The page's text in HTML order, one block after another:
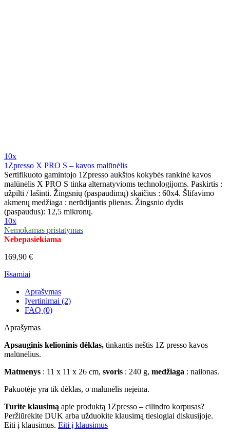
10x
1Zpresso X PRO S – kavos malūnėlis
Sertifikuoto gamintojo 1Zpresso aukštos kokybės rankinė kavos
malūnėlis X PRO S tinka alternatyvioms technologijoms. Paskirtis :
užpilti / lašinti. Žingsnių (paspaudimų) skaičius : 60x4. Šlifavimo
akmenų medžiaga : nerūdijantis plienas. Žingsnio dydis
(paspaudus): 12,5 mikronų.
10x
Nemokamas pristatymas
Nebepasiekiama
169,90 €
Išsamiai
Aprašymas
Įvertinimai (2)
FAQ (0)
Aprašymas
Apsauginis kelioninis dėklas, tinkantis neštis 1Z presso kavos
malūnėlius.
Matmenys : 11 x 11 x 26 cm, svoris : 240 g, medžiaga : nailonas.
Pakuotėje yra tik dėklas, o malūnėlis neįeina.
Turite klausimą apie produktą 1Zpresso – cilindro korpusas?
Peržiūrėkite DUK arba užduokite klausimą tiesiogiai diskusijoje.
Eiti į klausimus. Eiti į klausimus